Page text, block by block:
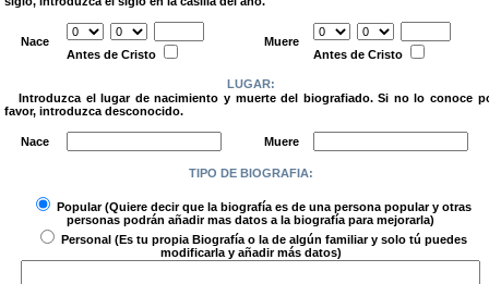
Nace
Antes de Cristo
Muere
Antes de Cristo
LUGAR:
Introduzca el lugar de nacimiento y muerte del biografiado. Si no lo conoce
favor, introduzca desconocido.
Nace
Muere
TIPO DE BIOGRAFIA:
Popular(Quiere decir que la biografía es de una persona popular y otras
personas podrán añadir mas datos a la biografía para mejorarla)
Personal(Es tu propia Biografía o la de algún familiar y solo tú puedes
modificarla y añadir más datos)